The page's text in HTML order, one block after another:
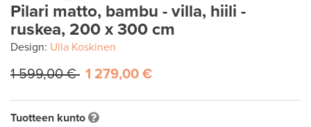
Pilari matto, bambu - villa, hiili -
ruskea, 200 x 300 cm
Design: Ulla Koskinen
1 599,00 € 1 279,00 €
Tuotteen kunto